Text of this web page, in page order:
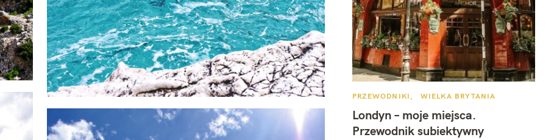
K
T
E
G
O
PRZEWODNIKI WIELKA BRYTANIA
Londyn – moje miejsca.
Przewodnik subiektywny